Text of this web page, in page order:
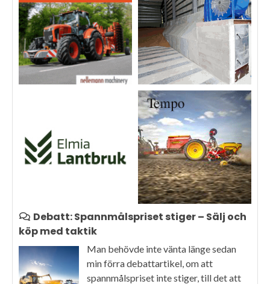
Debatt: Spannmålspriset stiger – Sälj och
köp med taktik
Man behövde inte vänta länge sedan
min förra debattartikel, om att
spannmålspriset inte stiger, till det att